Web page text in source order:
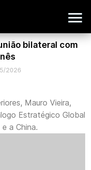
bilateral com
2026
Mauro Vieira,
Estratégico Global
a China.